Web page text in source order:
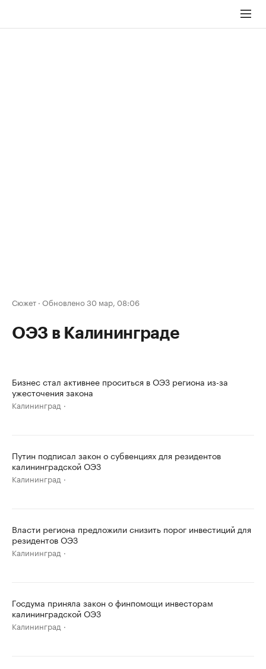
Сюжет · Обновлено 30 мар, 08:06
ОЭЗ в Калининграде
Бизнес стал активнее проситься в ОЭЗ региона из-за
ужесточения закона
Калининград
Путин подписал закон о субвенциях для резидентов
калининградской ОЭЗ
Калининград
Власти региона предложили снизить порог инвестиций для
резидентов ОЭЗ
Калининград
Госдума приняла закон о финпомощи инвесторам
калининградской ОЭЗ
Калининград